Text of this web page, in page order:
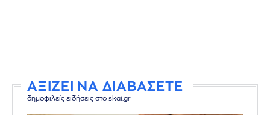
ΑΞΙΖΕΙ ΝΑ ΔΙΑΒΑΣΕΤΕ
δημοφιλείς ειδήσεις στο skai.gr